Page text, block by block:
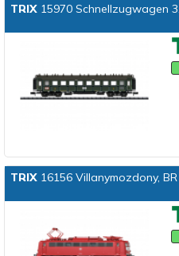
TRIX15970 Schnellzugwagen
TRIX16156 Villanymozdony,